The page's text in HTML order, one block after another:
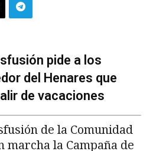
pide a los
del Henares que
de vacaciones
de la Comunidad
marcha la Campaña de